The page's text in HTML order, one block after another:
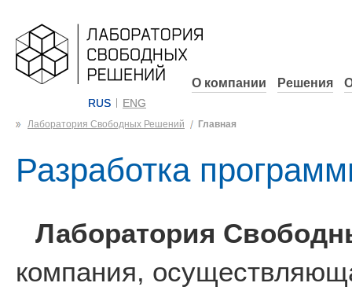
RUS ENG
О компании Решения
Лаборатория Свободных Решений Главная
Разработка
Лаборатория
компания,